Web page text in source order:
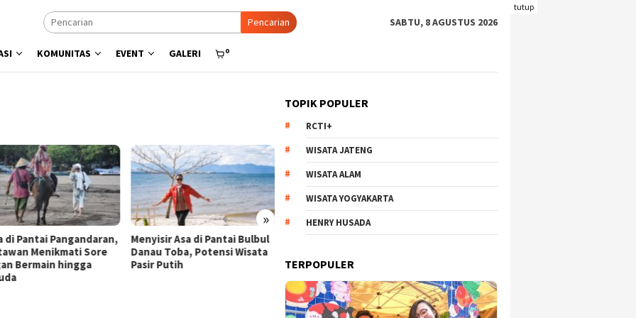
tutup
Pencarian SABTU, 8 AGUSTUS 2026
KOMUNITAS EVENT GALERI 0
»
di Pantai Pangandaran,
Menikmati Sore
Bermain hingga
Menyisir Asa di Pantai Bulbul
Danau Toba, Potensi Wisata
Pasir Putih
Kebun Hortensia Brakseng di
Produktif ke Destinasi
Wisata Bunga di Gunung
TOPIK POPULER
RCTI+
WISATA JATENG
WISATA ALAM
WISATA YOGYAKARTA
HENRY HUSADA
TERPOPULER